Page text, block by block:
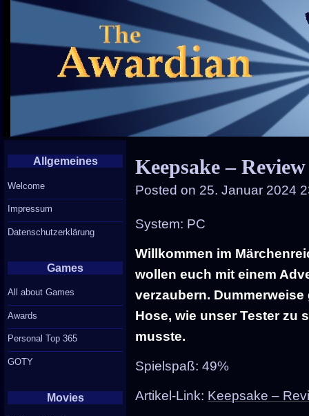
Keepsake – Review
Posted on 25. Januar 2024
System: PC
Willkommen im
wollen euch mit einem
verzaubern.
Hose, wie unser Tester zu
musste.
Spielspaß: 49%
Artikel-Link: Keepsake –
Allgemeines
Welcome
Impressum
Datenschutzerklärung
Games
All about Games
Awards
Personal Top 365
GOTY
Movies